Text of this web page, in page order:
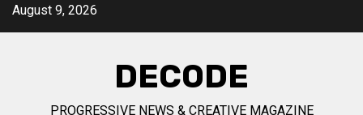
SkipAugust 9, 2026
DECODE
PROGRESSIVE NEWS & CREATIVE MAGAZINE